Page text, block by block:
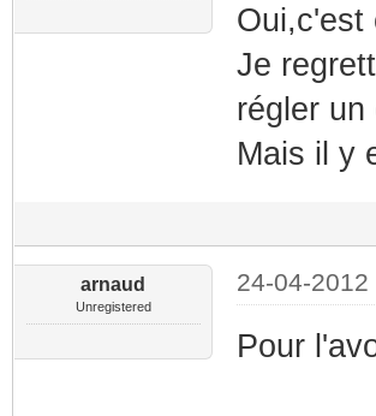
Oui,c'est
Je
régler
Mais il y
arnaud
Unregistered
24-04-2012
Pour